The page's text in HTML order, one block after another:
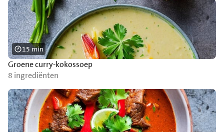
Groene curry-kokossoep
8 ingrediënten
15 min